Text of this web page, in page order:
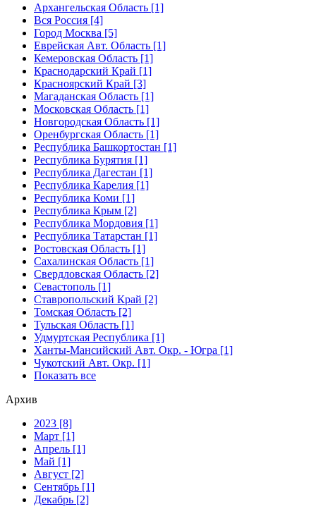
Архангельская Область [1]
Вся Россия [4]
Город Москва [5]
Еврейская Авт. Область [1]
Кемеровская Область [1]
Краснодарский Край [1]
Красноярский Край [3]
Магаданская Область [1]
Московская Область [1]
Новгородская Область [1]
Оренбургская Область [1]
Республика Башкортостан [1]
Республика Бурятия [1]
Республика Дагестан [1]
Республика Карелия [1]
Республика Коми [1]
Республика Крым [2]
Республика Мордовия [1]
Республика Татарстан [1]
Ростовская Область [1]
Сахалинская Область [1]
Свердловская Область [2]
Севастополь [1]
Ставропольский Край [2]
Томская Область [2]
Тульская Область [1]
Удмуртская Республика [1]
Ханты-Мансийский Авт. Окр. - Югра [1]
Чукотский Авт. Окр. [1]
Показать все
Архив
2023 [8]
Март [1]
Апрель [1]
Май [1]
Август [2]
Сентябрь [1]
Декабрь [2]